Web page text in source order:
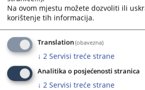
with
the
calendar
and
select
a
date.
Press
the
Navigate
forward
interact
with
the
calendar
and
select
Sortiraj po
Napredne stavke
Pretraži
Na ovom mjestu možete dozvoliti ili
korištenje tih informacija.
Translation(obavezna)
↓ 2 Servisi treće strane
Analitika o posjećenosti stranica
↓ 2 Servisi treće strane